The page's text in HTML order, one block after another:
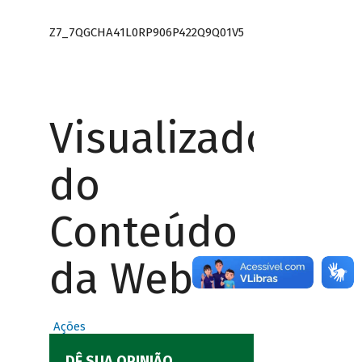
Z7_7QGCHA41L0RP906P422Q9Q01V5
Visualizador
do
Conteúdo
da Web
Ações